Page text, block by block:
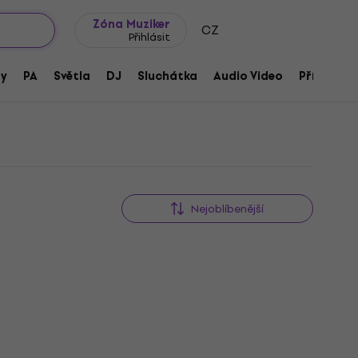
Zóna Muziker
Přihlásit CZ
PA Světla DJ Sluchátka Audio Video
Nejoblíbenější